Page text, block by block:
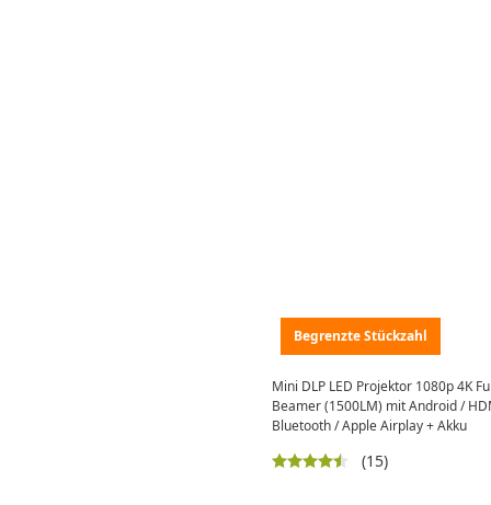
Begrenzte Stückzahl
Mini DLP LED Projektor 1080p 4K
Beamer (1500LM) mit Android /
Bluetooth / Apple Airplay + Akku
(15)